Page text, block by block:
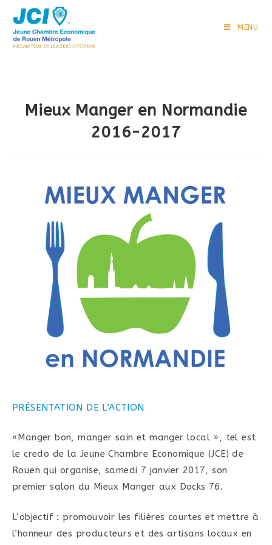
content
MENU
Mieux Manger en Normandie
2016-2017
PRÉSENTATION DE L’ACTION
«Manger bon, manger sain et manger local », tel est
le credo de la Jeune Chambre Economique (JCE) de
Rouen qui organise, samedi 7 janvier 2017, son
premier salon du Mieux Manger aux Docks 76.
L’objectif : promouvoir les filières courtes et mettre à
l’honneur des producteurs et des artisans locaux en